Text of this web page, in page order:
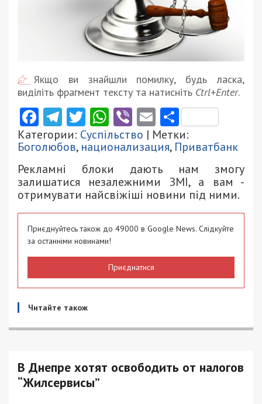
Якщо ви знайшли помилку, будь ласка,
виділіть фрагмент тексту та натисніть Ctrl+Enter.
Facebook
Telegram
Twitter
WhatsApp
ViberEmail
Категории: Суспільство | Метки:
Боголюбов, национализация, Приватбанк
Рекламні блоки дають нам змогу
залишатися незалежними ЗМІ, а вам -
отримувати найсвіжіші новини під ними.
Приєднуйтесь також до 49000 в Google News. Слідкуйте
за останніми новинами!
Приєднатися
Читайте також
В Днепре хотят освободить от налогов
“Жилсервисы”